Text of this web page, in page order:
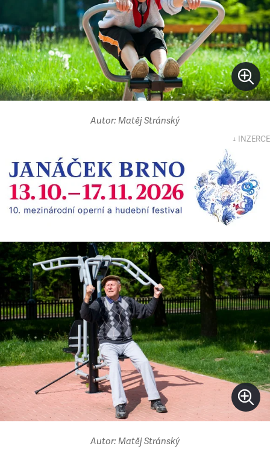
Autor: Matěj Stránský
↓ INZERCE
Autor: Matěj Stránský